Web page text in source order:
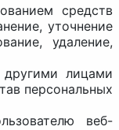
средств
уточнение
удаление,
другими лицами
персональных
веб-